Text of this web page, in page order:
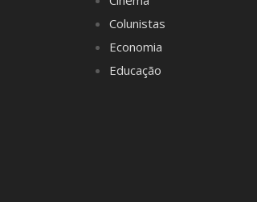
Colunistas
Economia
Educação